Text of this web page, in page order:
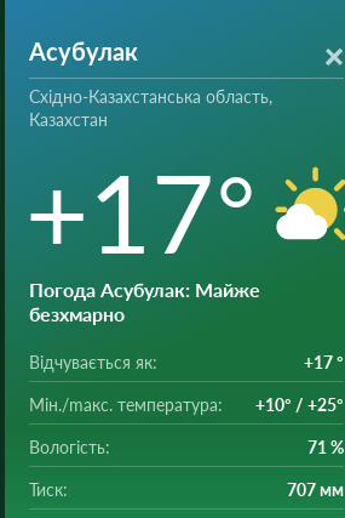
Асубулак
Східно-Казахстанська область,
Казахстан
+17°
Погода Асубулак: Майже
безхмарно
Відчувається як: +17 °
Мін./mакс. температура: +10° / +25°
Вологість: 71 %
Тиск: 707 мм